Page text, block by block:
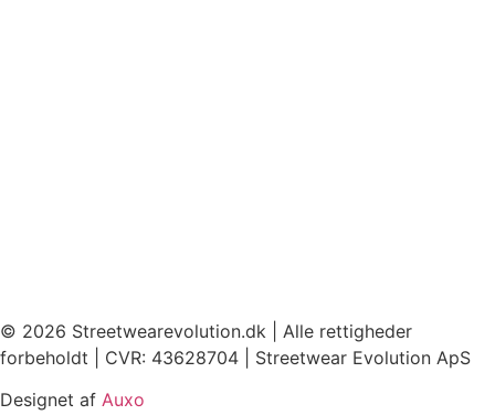
© 2026 Streetwearevolution.dk | Alle rettigheder
forbeholdt | CVR: 43628704 | Streetwear Evolution ApS
Designet af Auxo